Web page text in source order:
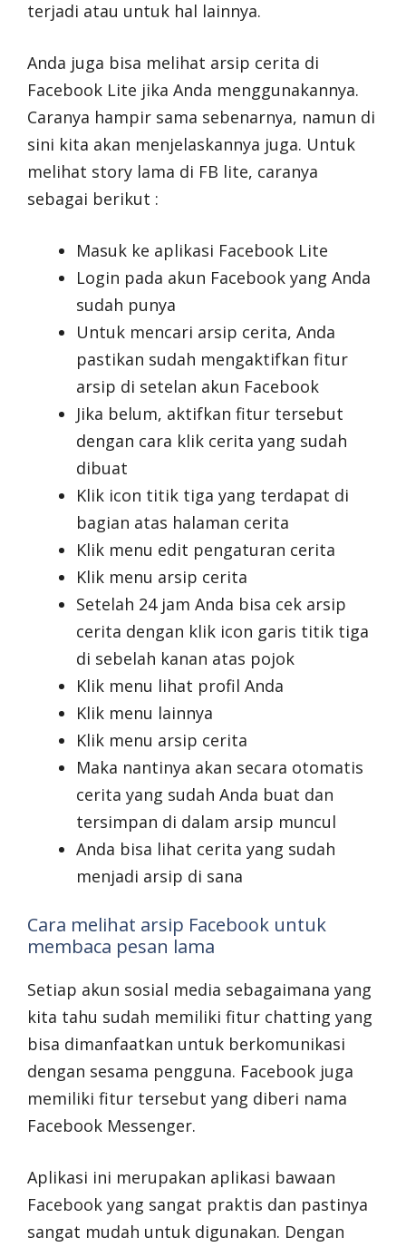
terjadi atau untuk hal lainnya.
Anda juga bisa melihat arsip cerita di
Facebook Lite jika Anda menggunakannya.
Caranya hampir sama sebenarnya, namun di
sini kita akan menjelaskannya juga. Untuk
melihat story lama di FB lite, caranya
sebagai berikut :
Masuk ke aplikasi Facebook Lite
Login pada akun Facebook yang Anda
sudah punya
Untuk mencari arsip cerita, Anda
pastikan sudah mengaktifkan fitur
arsip di setelan akun Facebook
Jika belum, aktifkan fitur tersebut
dengan cara klik cerita yang sudah
dibuat
Klik icon titik tiga yang terdapat di
bagian atas halaman cerita
Klik menu edit pengaturan cerita
Klik menu arsip cerita
Setelah 24 jam Anda bisa cek arsip
cerita dengan klik icon garis titik tiga
di sebelah kanan atas pojok
Klik menu lihat profil Anda
Klik menu lainnya
Klik menu arsip cerita
Maka nantinya akan secara otomatis
cerita yang sudah Anda buat dan
tersimpan di dalam arsip muncul
Anda bisa lihat cerita yang sudah
menjadi arsip di sana
Cara melihat arsip Facebook untuk
membaca pesan lama
Setiap akun sosial media sebagaimana yang
kita tahu sudah memiliki fitur chatting yang
bisa dimanfaatkan untuk berkomunikasi
dengan sesama pengguna. Facebook juga
memiliki fitur tersebut yang diberi nama
Facebook Messenger.
Aplikasi ini merupakan aplikasi bawaan
Facebook yang sangat praktis dan pastinya
sangat mudah untuk digunakan. Dengan